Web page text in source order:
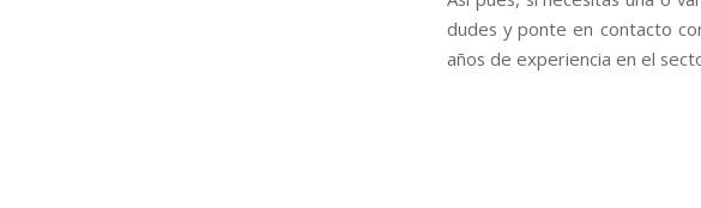
dudes y ponte en contacto
años de experiencia en el